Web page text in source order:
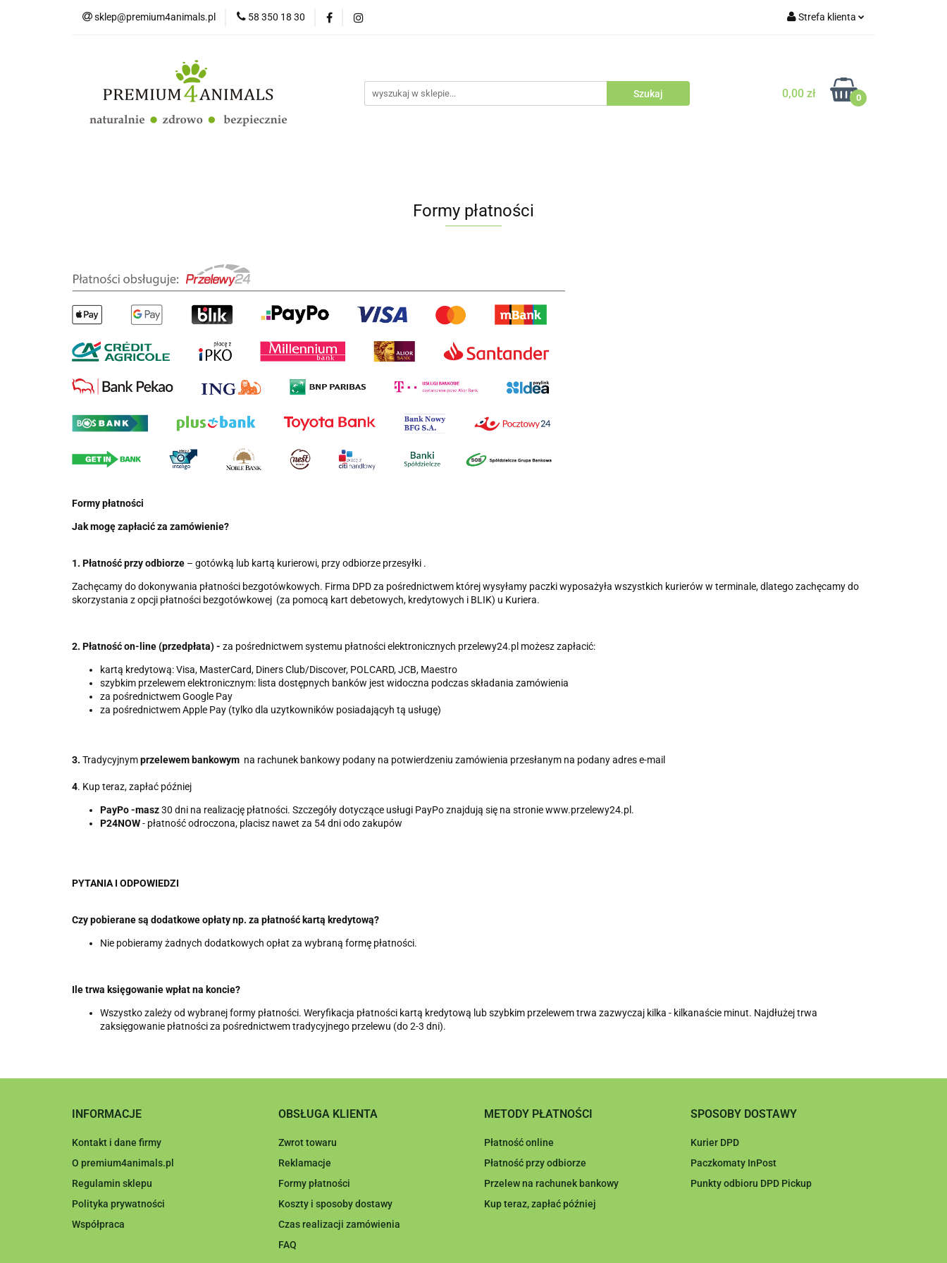
sklep@premium4animals.pl 58 350 18 30 Strefa klienta
Zarejestruj się
Zapytaj
0,00 zł 0
Strona główna Psy
Formy płatności
Formy płatności
Jak mogę zapłacić za zamówienie?
1. Płatność przy odbiorze – gotówką lub kartą kurierowi, przy odbiorze przesyłki .
Zachęcamy do dokonywania płatności bezgotówkowych. Firma DPD za pośrednictwem której wysyłamy paczki wyposażyła wszystkich kurierów w terminale, dlatego zachęcamy do
skorzystania z opcji płatności bezgotówkowej (za pomocą kart debetowych, kredytowych i BLIK) u Kuriera.
2. Płatność on-line (przedpłata) - za pośrednictwem systemu płatności elektronicznych przelewy24.pl możesz zapłacić:
kartą kredytową: Visa, MasterCard, Diners Club/Discover, POLCARD, JCB, Maestro
szybkim przelewem elektronicznym: lista dostępnych banków jest widoczna podczas składania zamówienia
za pośrednictwem Google Pay
za pośrednictwem Apple Pay (tylko dla uzytkowników posiadającyh tą usługę)
3. Tradycyjnymprzelewem bankowym na rachunek bankowy podany na potwierdzeniu zamówienia przesłanym na podany adres e-mail
4. Kup teraz, zapłać później
PayPo -masz30 dni na realizację płatności. Szczegóły dotyczące usługi PayPo znajdują się na stronie www.przelewy24.pl.
P24NOW- płatność odroczona, placisz nawet za 54 dni odo zakupów
PYTANIA I ODPOWIEDZI
Czy pobierane są dodatkowe opłaty np. za płatność kartą kredytową?
Nie pobieramy żadnych dodatkowych opłat za wybraną formę płatności.
Ile trwa księgowanie wpłat na koncie?
Wszystko zależy od wybranej formy płatności. Weryfikacja płatności kartą kredytową lub szybkim przelewem trwa zazwyczaj kilka - kilkanaście minut. Najdłużej trwa
zaksięgowanie płatności za pośrednictwem tradycyjnego przelewu (do 2-3 dni).
INFORMACJE
Kontakt i dane firmy
O premium4animals.pl
Regulamin sklepu
Polityka prywatności
Współpraca
OBSŁUGA KLIENTA
Zwrot towaru
Reklamacje
Formy płatności
Koszty i sposoby dostawy
Czas realizacji zamówienia
FAQ
METODY PŁATNOŚCI
Płatność online
Płatność przy odbiorze
Przelew na rachunek bankowy
Kup teraz, zapłać później
SPOSOBY DOSTAWY
Kurier DPD
Paczkomaty InPost
Punkty odbioru DPD Pickup